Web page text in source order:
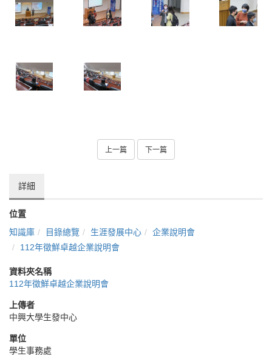
上一篇 下一篇
詳細
位置
知識庫
目錄總覽 生涯發展中心
企業說明會
112年徵鮮卓越企業說明會
資料夾名稱
112年徵鮮卓越企業說明會
上傳者
中興大學生發中心
單位
學生事務處